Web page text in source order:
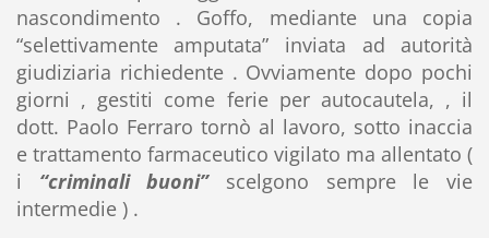
nascondimento . Goffo, mediante una copia
“selettivamente amputata” inviata ad autorità
giudiziaria richiedente . Ovviamente dopo pochi
giorni , gestiti come ferie per autocautela, , il
dott. Paolo Ferraro tornò al lavoro, sotto inaccia
e trattamento farmaceutico vigilato ma allentato (
i “criminali buoni”scelgono sempre le vie
intermedie ) .